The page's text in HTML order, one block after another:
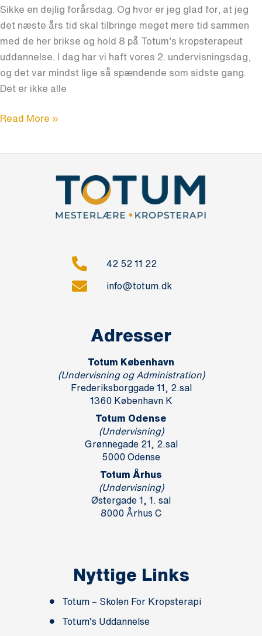
Sikke en dejlig forårsdag. Og hvor er jeg glad for, at jeg
det næste års tid skal tilbringe meget mere tid sammen
med de her brikse og hold 8 på Totum’s kropsterapeut
uddannelse. I dag har vi haft vores 2. undervisningsdag,
og det var mindst lige så spændende som sidste gang.
Det er ikke alle
er
klar
Read More »
42 52 11 22
info@totum.dk
Adresser
Totum København
(Undervisning og Administration)
Frederiksborggade 11, 2.sal
1360 København K
Totum Odense
(Undervisning)
Grønnegade 21, 2.sal
5000 Odense
Totum Århus
(Undervisning)
Østergade 1, 1. sal
8000 Århus C
Nyttige Links
Totum – Skolen For Kropsterapi
Totum’s Uddannelse